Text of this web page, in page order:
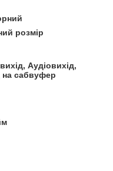
розмір
Аудіовихід,
на сабвуфер